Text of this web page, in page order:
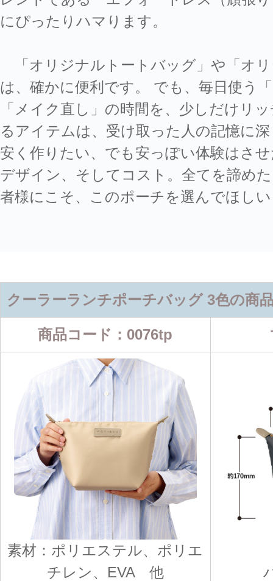
にぴったりハマります。
「オリジナルトートバッグ」や「オ
は、確かに便利です。 でも、毎日使う
「メイク直し」の時間を、少しだけリ
るアイテムは、受け取った人の記憶に
安く作りたい、でも安っぽい体験はさ
デザイン、そしてコスト。全てを諦め
者様にこそ、このポーチを選んでほし
クーラーランチポーチバッグ 3色の商
商品コード：0076tp
素材：ポリエステル、ポリエ
チレン、EVA 他